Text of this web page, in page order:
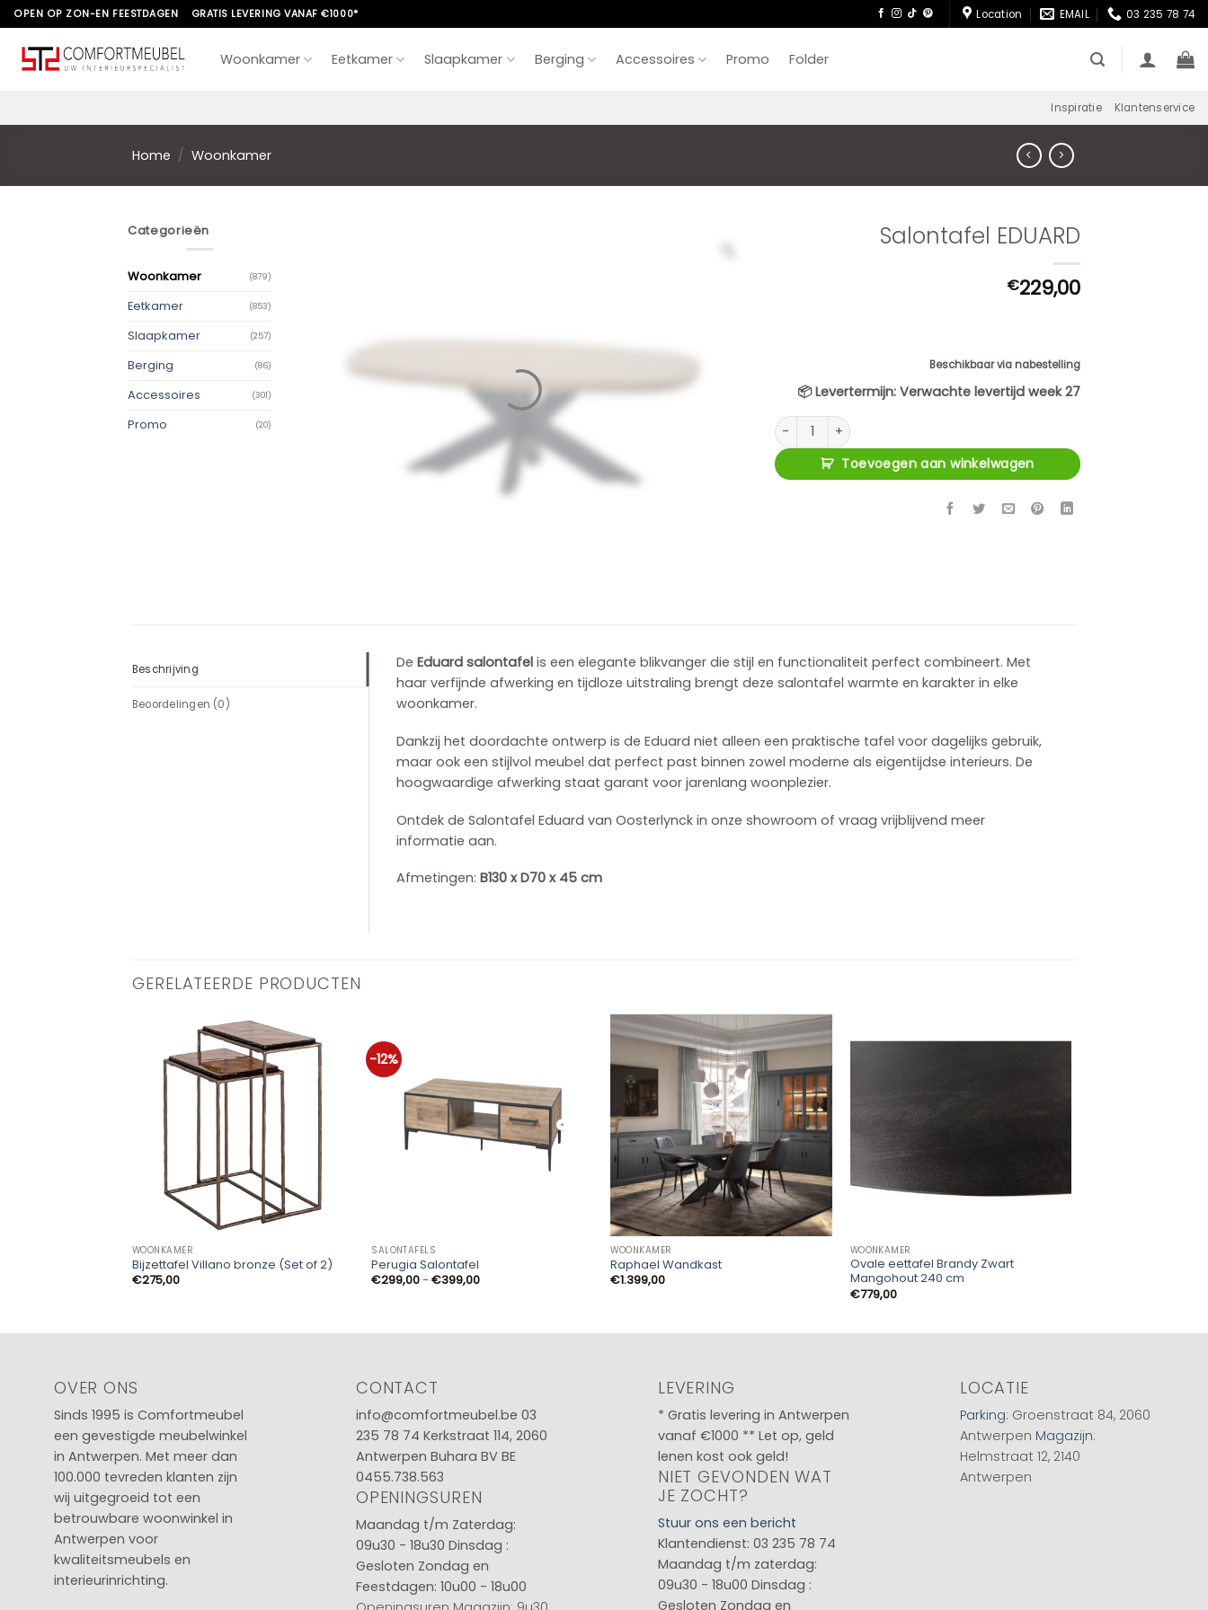
Skip
to
content
OPEN OP ZON-EN FEESTDAGEN GRATIS LEVERING VANAF €1000* Location EMAIL 03 235 78 74
Woonkamer Eetkamer Slaapkamer Berging Accessoires Promo Folder
Inspiratie Klantenservice
Home / Woonkamer
Categorieën
Woonkamer (879)
Eetkamer (853)
Slaapkamer (257)
Berging (86)
Accessoires (301)
Promo (20)
Salontafel EDUARD
€229,00
Beschikbaar via nabestelling
📦Levertermijn: Verwachte levertijd week 27
Salontafel EDUARD aantal
Toevoegen aan winkelwagen
Beschrijving
Beoordelingen (0)
De Eduard salontafelis een elegante blikvanger die stijl en functionaliteit perfect combineert. Met
haar verfijnde afwerking en tijdloze uitstraling brengt deze salontafel warmte en karakter in elke
woonkamer.
Dankzij het doordachte ontwerp is de Eduard niet alleen een praktische tafel voor dagelijks gebruik,
maar ook een stijlvol meubel dat perfect past binnen zowel moderne als eigentijdse interieurs. De
hoogwaardige afwerking staat garant voor jarenlang woonplezier.
Ontdek de Salontafel Eduard van Oosterlynck in onze showroom of vraag vrijblijvend meer
informatie aan.
Afmetingen: B130 x D70 x 45 cm
GERELATEERDE PRODUCTEN
WOONKAMER
Bijzettafel Villano bronze (Set of 2)
€275,00
-12%
SALONTAFELS
Perugia Salontafel
€299,00- €399,00Prijsklasse:
WOONKAMER
Raphael Wandkast
€1.399,00
WOONKAMER
Ovale eettafel Brandy Zwart
Mangohout 240 cm
€779,00
OVER ONS
Sinds 1995 is Comfortmeubel
een gevestigde meubelwinkel
in Antwerpen. Met meer dan
100.000 tevreden klanten zijn
wij uitgegroeid tot een
betrouwbare woonwinkel in
Antwerpen voor
kwaliteitsmeubels en
interieurinrichting.
CONTACT
info@comfortmeubel.be 03
235 78 74 Kerkstraat 114, 2060
Antwerpen Buhara BV BE
0455.738.563
OPENINGSUREN
Maandag t/m Zaterdag:
09u30 - 18u30 Dinsdag :
Gesloten Zondag en
Feestdagen: 10u00 - 18u00
LEVERING
* Gratis levering in Antwerpen
vanaf €1000 ** Let op, geld
lenen kost ook geld!
NIET GEVONDEN WAT
JE ZOCHT?
Stuur ons een bericht
Klantendienst: 03 235 78 74
Maandag t/m zaterdag:
09u30 - 18u00 Dinsdag :
Gesloten Zondag en
LOCATIE
Parking: Groenstraat 84, 2060
Antwerpen Magazijn:
Helmstraat 12, 2140
Antwerpen